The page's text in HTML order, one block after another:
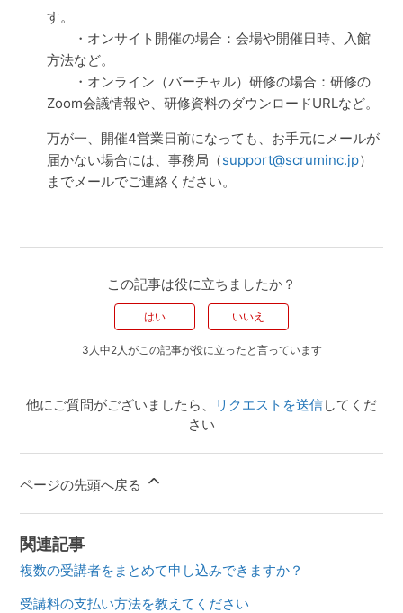
す。
・オンサイト開催の場合：会場や開催日時、入館
方法など。
・オンライン（バーチャル）研修の場合：研修の
Zoom会議情報や、研修資料のダウンロードURLなど。
万が一、開催4営業日前になっても、お手元にメールが
届かない場合には、事務局（support@scruminc.jp）
までメールでご連絡ください。
この記事は役に立ちましたか？
はい いいえ
3人中2人がこの記事が役に立ったと言っています
他にご質問がございましたら、 リクエストを送信してくだ
さい
ページの先頭へ戻る
関連記事
複数の受講者をまとめて申し込みできますか？
受講料の支払い方法を教えてください